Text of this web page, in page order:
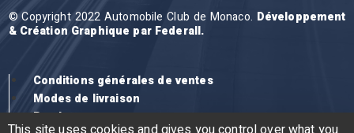
© Copyright 2022 Automobile Club de Monaco. Développement
& Création Graphique par Federall.
Conditions générales de ventes
Modes de livraison
Remboursement et retour